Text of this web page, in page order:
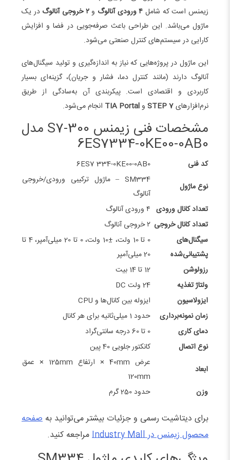
زیمنس است که شامل ۴ ورودی آنالوگ و۲ خروجی آنالوگ
در یک
ماژول می‌باشد. این طراحی باعث صرفه‌جویی در فضا و افزایش
کارایی در سیستم‌های کنترل صنعتی می‌شود.
این ماژول در پروژه‌هایی که نیاز به اندازه‌گیری و تولید سیگنال‌های
آنالوگ دارند (مانند کنترل دما، فشار و جریان)، گزینه‌ای بسیار
کاربردی و اقتصادی است. پیکربندی آن به‌سادگی از طریق
نرم‌افزارهایSTEP 7 وTIA Portal انجام می‌شود.
مشخصات فنی زیمنس S7-300 مدل
6ES7334-0KE00-0AB0
کد فنی
6ES7 334-0KE00-0AB0
نوع ماژول
SM334 – ماژول ترکیبی ورودی/خروجی
آنالوگ
تعداد کانال ورودی ۴ ورودی آنالوگ
تعداد کانال خروجی ۲ خروجی آنالوگ
سیگنال‌های
پشتیبانی‌شده
0 تا 10 ولت، ±10 ولت، 0 تا 20 میلی‌آمپر، 4 تا
20 میلی‌آمپر
رزولوشن
12 تا 14 بیت
ولتاژ تغذیه
24 ولت DC
ایزولاسیون
ایزوله بین کانال‌ها و CPU
زمان نمونه‌برداری
حدود 1 میلی‌ثانیه برای هر کانال
دمای کاری
0 تا 60 درجه سانتی‌گراد
نوع اتصال
کانکتور جلویی 40 پین
ابعاد
عرض 40mm × ارتفاع 125mm × عمق
120mm
وزن
حدود 250 گرم
برای دیتاشیت رسمی و جزئیات بیشتر می‌توانید به صفحه
محصول زیمنس در Industry Mall
مراجعه کنید.